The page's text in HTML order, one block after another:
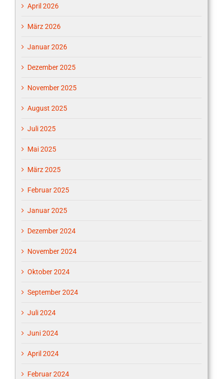
April 2026
März 2026
Januar 2026
Dezember 2025
November 2025
August 2025
Juli 2025
Mai 2025
März 2025
Februar 2025
Januar 2025
Dezember 2024
November 2024
Oktober 2024
September 2024
Juli 2024
Juni 2024
April 2024
Februar 2024